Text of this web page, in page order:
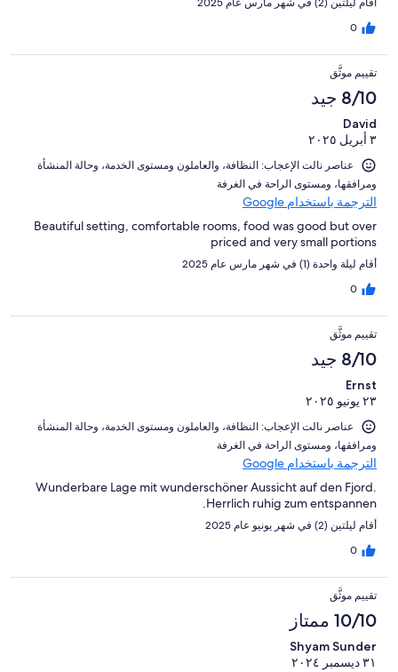
0
تقييم موثَّق
8/10 جيد
David
٣ أبريل ٢٠٢٥
عناصر نالت الإعجاب: ⁦النظافة⁩، و⁦العاملون ومستوى الخدمة⁩، و⁦حالة المنشأة
ومرافقها⁩، و⁦مستوى الراحة في الغرفة⁩
الترجمة باستخدام Google
Beautiful setting, comfortable rooms, food was good but over
priced and very small portions
أقام ليلة واحدة (1) في شهر مارس عام 2025
0
تقييم موثَّق
8/10 جيد
Ernst
٢٣ يونيو ٢٠٢٥
عناصر نالت الإعجاب: ⁦النظافة⁩، و⁦العاملون ومستوى الخدمة⁩، و⁦حالة المنشأة
ومرافقها⁩، و⁦مستوى الراحة في الغرفة⁩
الترجمة باستخدام Google
Wunderbare Lage mit wunderschöner Aussicht auf den Fjord.
Herrlich ruhig zum entspannen.
أقام ليلتين (2) في شهر يونيو عام 2025
0
تقييم موثَّق
10/10 ممتاز
Shyam Sunder
٣١ ديسمبر ٢٠٢٤